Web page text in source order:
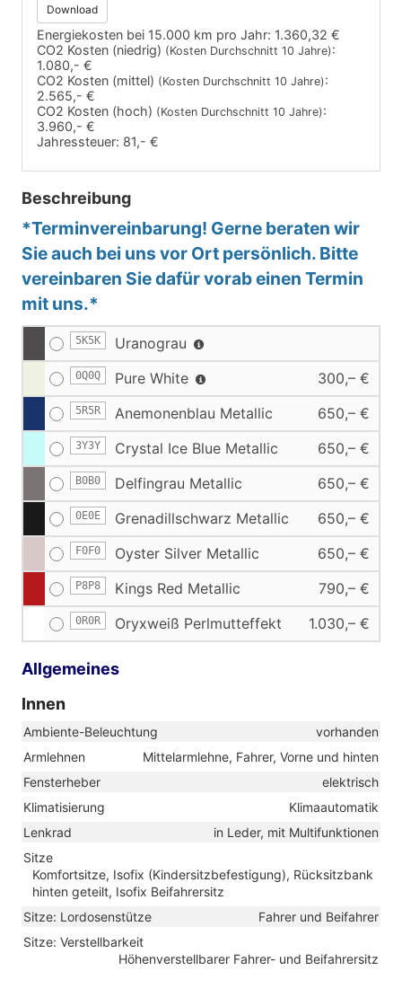
Download
Energiekosten bei 15.000 km pro Jahr: 1.360,32 €
CO2 Kosten (niedrig) (Kosten Durchschnitt 10 Jahre):
1.080,- €
CO2 Kosten (mittel) (Kosten Durchschnitt 10 Jahre):
2.565,- €
CO2 Kosten (hoch) (Kosten Durchschnitt 10 Jahre):
3.960,- €
Jahressteuer: 81,- €
Beschreibung
*Terminvereinbarung! Gerne beraten wir
Sie auch bei uns vor Ort persönlich. Bitte
vereinbaren Sie dafür vorab einen Termin
mit uns.*
5K5K Uranograu
0Q0Q Pure White 300,– €
5R5R Anemonenblau Metallic 650,– €
3Y3Y Crystal Ice Blue Metallic 650,– €
B0B0 Delfingrau Metallic 650,– €
0E0E Grenadillschwarz Metallic 650,– €
F0F0 Oyster Silver Metallic 650,– €
P8P8 Kings Red Metallic 790,– €
0R0R Oryxweiß Perlmutteffekt 1.030,– €
Allgemeines
Innen
Ambiente-Beleuchtung
vorhanden
Armlehnen
Mittelarmlehne, Fahrer, Vorne und hinten
Fensterheber
elektrisch
Klimatisierung
Klimaautomatik
Lenkrad
in Leder, mit Multifunktionen
Sitze
Komfortsitze, Isofix (Kindersitzbefestigung), Rücksitzbank
hinten geteilt, Isofix Beifahrersitz
Sitze: Lordosenstütze
Fahrer und Beifahrer
Sitze: Verstellbarkeit
Höhenverstellbarer Fahrer- und Beifahrersitz